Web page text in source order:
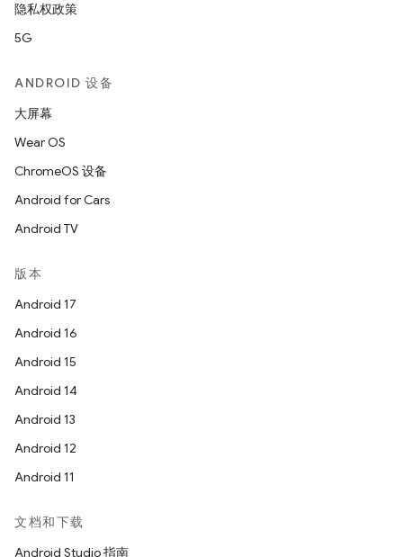
隐私权政策
5G
ANDROID 设备
大屏幕
Wear OS
ChromeOS 设备
Android for Cars
Android TV
版本
Android 17
Android 16
Android 15
Android 14
Android 13
Android 12
Android 11
文档和下载
Android Studio 指南